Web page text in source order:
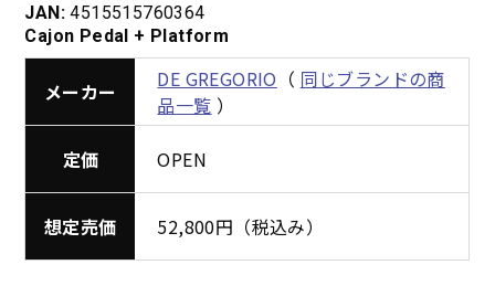
JAN: 4515515760364
Cajon Pedal + Platform
メーカー DE GREGORIO （ 同じブランドの商
品一覧 ）
定価 OPEN
想定売価 52,800円（税込み）